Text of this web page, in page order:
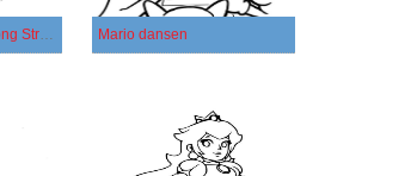
Grappige Donkey Kong Strong Mario dansen